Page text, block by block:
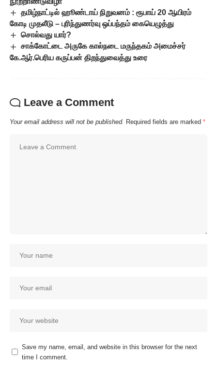
தமிழ்நாட்டில் ஹூண்டாய் நிறுவனம் : ரூபாய் 20 ஆயிரம்
கோடி முதலீடு – புரிந்துணர்வு ஒப்பந்தம் கையெழுத்து
சொல்வது யார்?
சாக்கோட்டை அருகே கால்நடை மருந்தகம் அமைச்சர்
கே.ஆர்.பெரிய கருப்பன் திறந்துவைத்து உரை
Leave a Comment
Your email address will not be published. Required fields are marked *
Save my name, email, and website in this browser for the next
time I comment.